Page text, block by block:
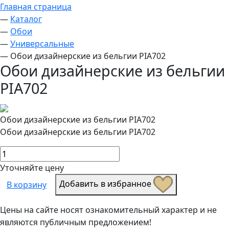
Главная страница
— Каталог
— Обои
—Универсальные
— Обои дизайнерские из бельгии PIA702
Обои дизайнерские из бельгии
PIA702
Обои дизайнерские из бельгии PIA702
Обои дизайнерские из бельгии PIA702
Уточняйте цену
В корзину
Добавить в избранное
Цены на сайте носят ознакомительный характер и не
являются публичным предложением!